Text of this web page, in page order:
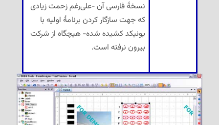
نسخهٔ فارسی آن -علی‌رغم زحمت زیادی
که جهت سازگار کردن برنامهٔ اولیه با
یونیکد کشیده شده- هیچگاه از شرکت
بیرون نرفته است.